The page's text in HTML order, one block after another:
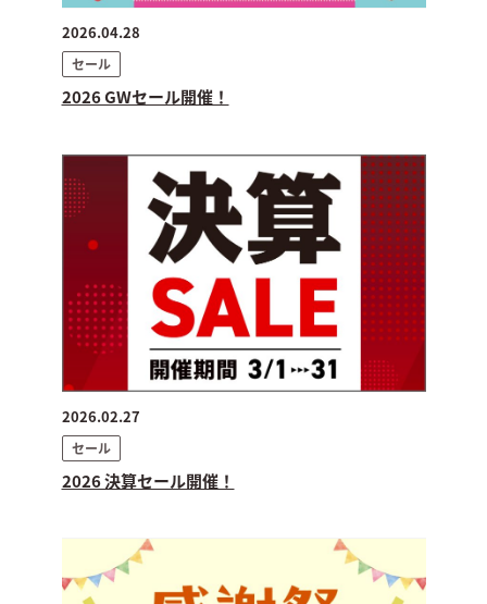
2026.04.28
セール
2026 GWセール開催！
2026.02.27
セール
2026 決算セール開催！